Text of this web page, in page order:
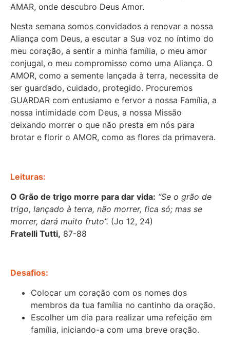
AMAR, onde descubro Deus Amor.
Nesta semana somos convidados a renovar a nossa
Aliança com Deus, a escutar a Sua voz no íntimo do
meu coração, a sentir a minha família, o meu amor
conjugal, o meu compromisso como uma Aliança. O
AMOR, como a semente lançada à terra, necessita de
ser guardado, cuidado, protegido. Procuremos
GUARDAR com entusiamo e fervor a nossa Família, a
nossa intimidade com Deus, a nossa Missão
deixando morrer o que não presta em nós para
brotar e florir o AMOR, como as flores da primavera.
Leituras:
O Grão de trigo morre para dar vida: “Se o grão de
trigo, lançado à terra, não morrer, fica só; mas se
morrer, dará muito fruto”. (Jo 12, 24)
Fratelli Tutti, 87-88
Desafios:
Colocar um coração com os nomes dos
membros da tua família no cantinho da oração.
Escolher um dia para realizar uma refeição em
família, iniciando-a com uma breve oração.